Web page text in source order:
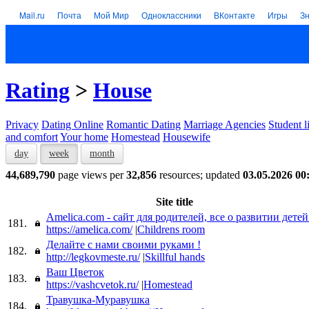
Mail.ru Почта Мой Мир Одноклассники ВКонтакте Игры
Rating > House
Privacy Dating Online Romantic Dating Marriage Agencies Student
and comfortYour home Homestead Housewife
day week month
44,689,790 page views per32,856 resources; updated 03.05.2026
Site title
181.
Amelica.com - сайт для родителей, все о развитии
https://amelica.com/ |Childrens room
182.
Делайте с нами своими руками !
http://legkovmeste.ru/ |Skillful hands
183.
Ваш Цветок
https://vashcvetok.ru/ |Homestead
184.
Травушка-Муравушка